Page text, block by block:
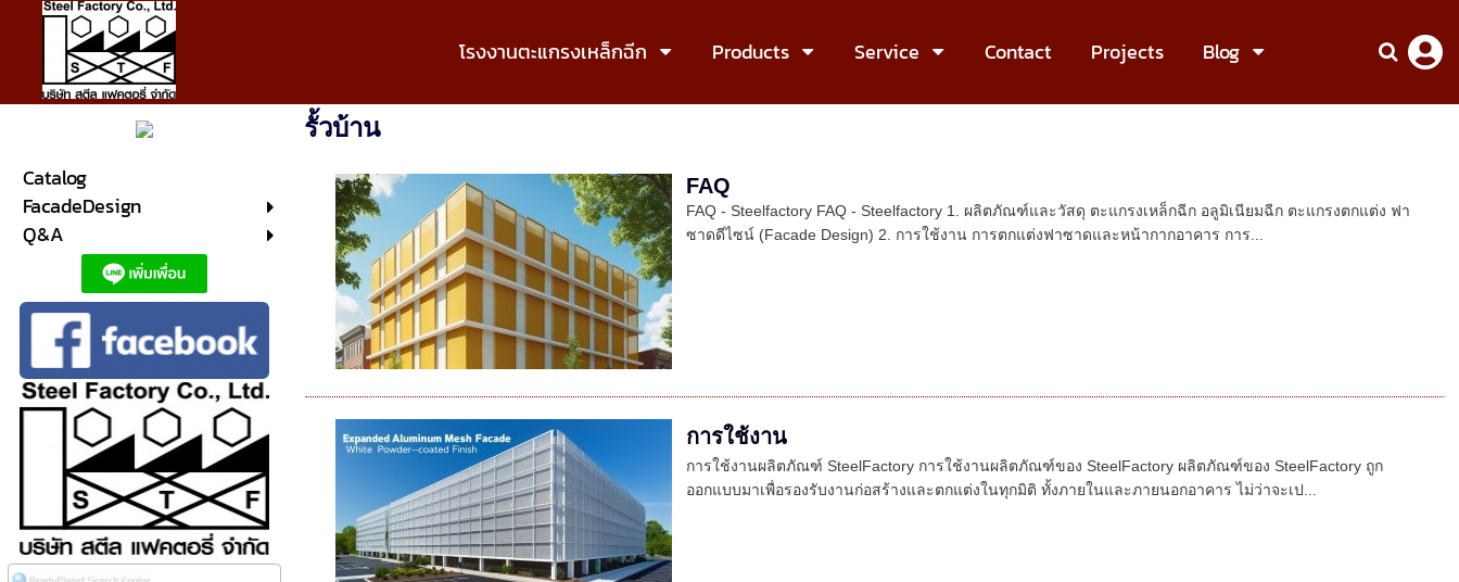
โรงงานตะแกรงเหล็กฉีก Products Service Contact Projects Blog
Catalog
FacadeDesign
Q&A
รั้วบ้าน
FAQ
FAQ - Steelfactory FAQ - Steelfactory 1. ผลิตภัณฑ์และวัสดุ ตะแกรงเหล็กฉีก อลูมิเนียมฉีก ตะแกรงตกแต่ง ฟา
ซาดดีไซน์ (Facade Design) 2. การใช้งาน การตกแต่งฟาซาดและหน้ากากอาคาร การ...
การใช้งาน
การใช้งานผลิตภัณฑ์ SteelFactory การใช้งานผลิตภัณฑ์ของ SteelFactory ผลิตภัณฑ์ของ SteelFactory ถูก
ออกแบบมาเพื่อรองรับงานก่อสร้างและตกแต่งในทุกมิติ ทั้งภายในและภายนอกอาคาร ไม่ว่าจะเป...